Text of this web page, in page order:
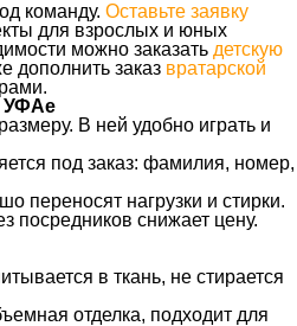
команду. Оставьте заявку
для взрослых и юных
можно заказать детскую
дополнить заказ вратарской
УФАе
В ней удобно играть и
под заказ: фамилия, номер,
переносят нагрузки и стирки.
посредников снижает цену.
в ткань, не стирается
отделка, подходит для